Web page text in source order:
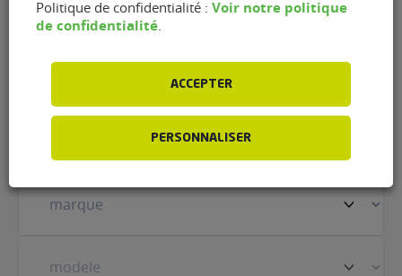
Nom(Nécessaire)
Prénom(Nécessaire)
véhicule(Nécessaire)
Politique de confidentialité : Voir notre politique
de confidentialité
ACCEPTER
PERSONNALISER